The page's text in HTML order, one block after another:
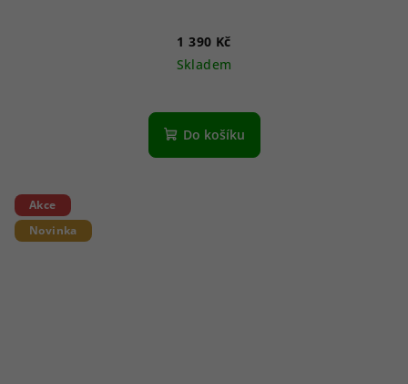
1 390 Kč
Skladem
Do košíku
Akce
Novinka